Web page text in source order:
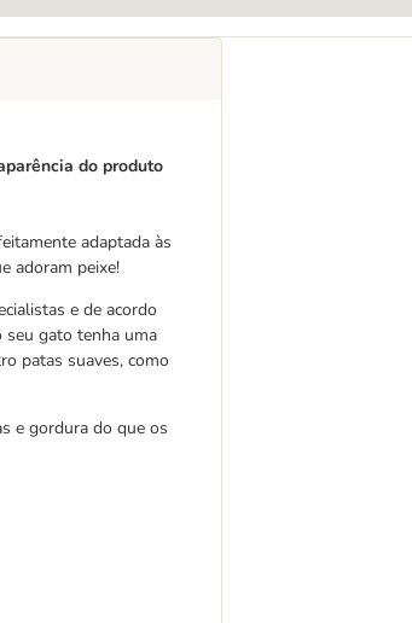
do produto
adaptada às
adoram peixe!
e de acordo
seu gato tenha uma
patas suaves, como
e gordura do que os